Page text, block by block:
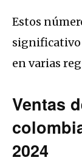
Estos
significativo
en varias
Ventas
2024